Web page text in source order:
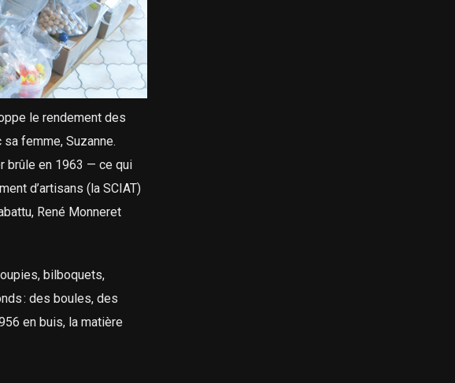
le rendement des
femme, Suzanne.
brûle en 1963 — ce qui
d’artisans (la SCIAT)
René Monneret
bilboquets,
: des boules, des
en buis, la matière